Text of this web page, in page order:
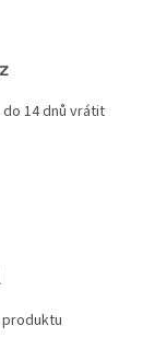
14 dnů vrátit